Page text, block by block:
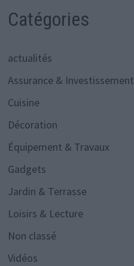
Catégories
actualités
Assurance & Investissement
Cuisine
Décoration
Équipement & Travaux
Gadgets
Jardin & Terrasse
Loisirs & Lecture
Non classé
Vidéos